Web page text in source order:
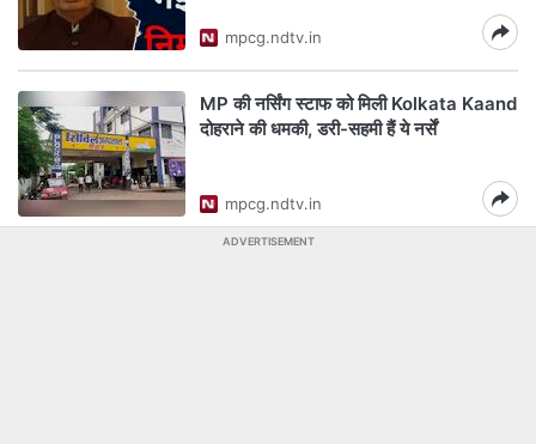
mpcg.ndtv.in
MP की नर्सिंग स्टाफ को मिली Kolkata Kaand
दोहराने की धमकी, डरी-सहमी हैं ये नर्सें
mpcg.ndtv.in
ADVERTISEMENT